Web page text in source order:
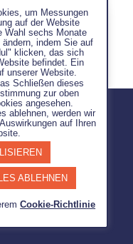
um Messungen
auf der Website
Wahl sechs Monate
indem Sie auf
klicken, das sich
befindet. Ein
unserer Website.
Schließen dieses
zur oben
angesehen.
ablehnen, werden wir
auf Ihren
ABLEHNEN
Cookie-Richtlinie